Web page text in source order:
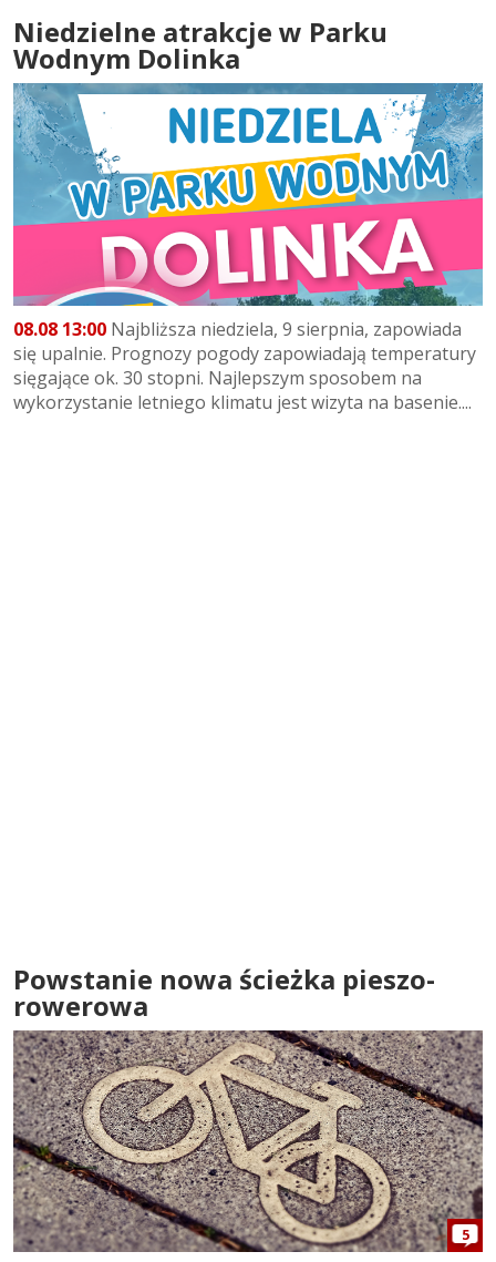
Niedzielne atrakcje w Parku
Wodnym Dolinka
08.08 13:00 Najbliższa niedziela, 9 sierpnia, zapowiada
się upalnie. Prognozy pogody zapowiadają temperatury
sięgające ok. 30 stopni. Najlepszym sposobem na
wykorzystanie letniego klimatu jest wizyta na basenie....
Powstanie nowa ścieżka pieszo-
rowerowa
5